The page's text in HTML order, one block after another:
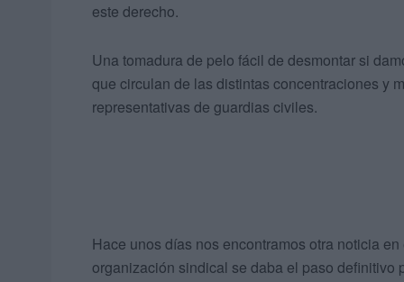
este derecho.
Una tomadura de pelo fácil de desmontar si
que circulan de las distintas concentraciones y
representativas de guardias civiles.
Hace unos días nos encontramos otra noticia
organización sindical se daba el paso